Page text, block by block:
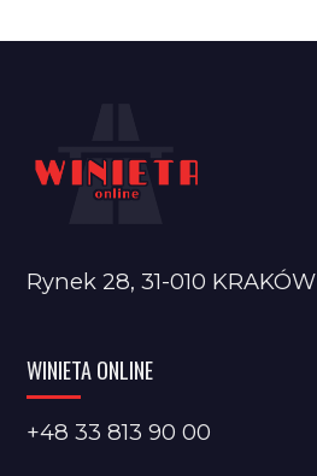
Rynek 28, 31-010 KRAKÓW
WINIETA ONLINE
+48 33 813 90 00